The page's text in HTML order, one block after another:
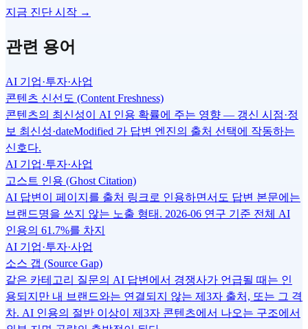
지금 진단 시작 →
관련 용어
AI 기업·투자·사업
콘텐츠 신선도 (Content Freshness)
콘텐츠의 최신성이 AI 인용 확률에 주는 영향 — 갱신 시점·정
보 최신성·dateModified 가 답변 엔진의 출처 선택에 작동하는
신호다.
AI 기업·투자·사업
고스트 인용 (Ghost Citation)
AI 답변이 페이지를 출처 링크로 인용하면서도 답변 본문에는
브랜드명을 쓰지 않는 노출 형태. 2026-06 연구 기준 전체 AI
인용의 61.7%를 차지
AI 기업·투자·사업
소스 갭 (Source Gap)
같은 카테고리 질문의 AI 답변에서 경쟁사가 언급될 때는 인
용되지만 내 브랜드와는 연결되지 않는 제3자 출처, 또는 그 격
차. AI 인용의 절반 이상이 제3자 콘텐츠에서 나오는 구조에서